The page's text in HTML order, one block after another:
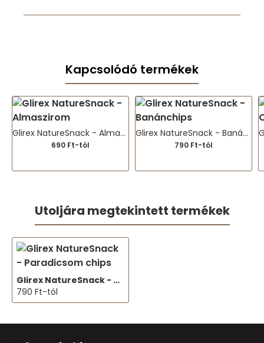
Kapcsolódó termékek
Glirex NatureSnack - Almaszirom
690 Ft-tól
Glirex NatureSnack - Banánchips
790 Ft-tól
Utoljára megtekintett termékek
Glirex NatureSnack - Paradicsom chips
790 Ft-tól